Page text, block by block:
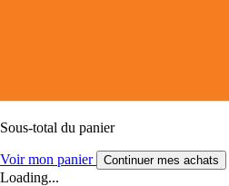
Sous-total du panier
Voir mon panier Continuer mes achats
Loading...